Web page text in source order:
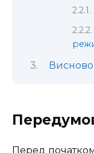
Перед